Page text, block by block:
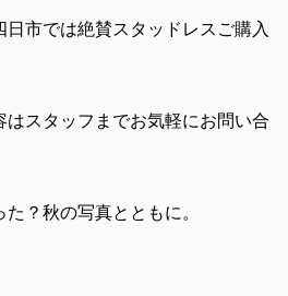
市では絶賛スタッドレスご購入
スタッフまでお気軽にお問い合
？秋の写真とともに。